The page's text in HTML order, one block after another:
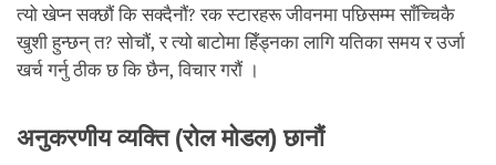
त्यो खेप्न सक्छौं कि सक्दैनौं? रक स्टारहरू जीवनमा पछिसम्म साँच्चिकै
खुशी हुन्छन् त? सोचौं,र त्यो बाटोमा हिँड्नका लागि यतिका समय र उर्जा
खर्च गर्नु ठीक छ कि छैन,विचार गरौं ।
अनुकरणीय व्यक्ति (रोल मोडल) छानौं